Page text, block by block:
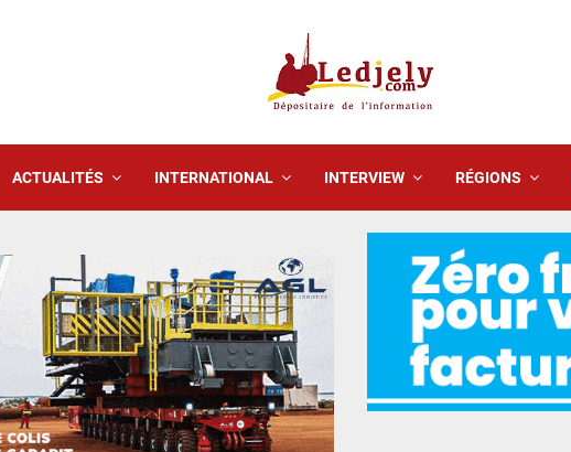
ACTUALITÉS INTERNATIONAL INTERVIEW RÉGIONS